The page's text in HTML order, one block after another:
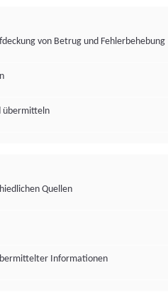
von Betrug und Fehlerbehebung
übermitteln
Quellen
Informationen